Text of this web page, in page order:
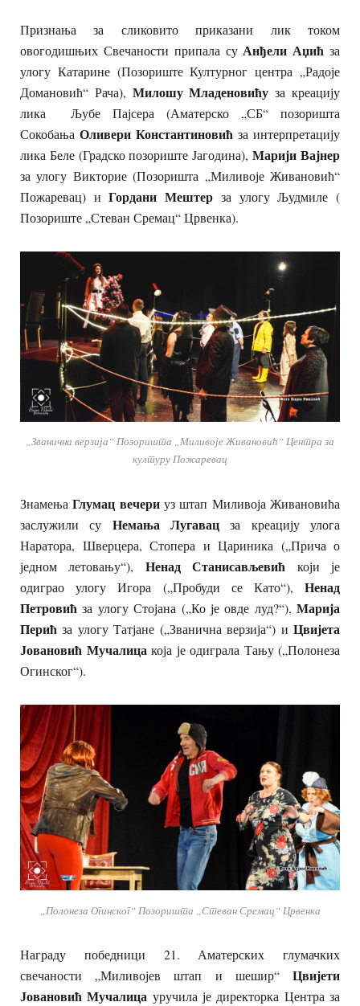
Признања за сликовито приказани лик током
овогодишњих Свечаности припала су Анђели Аџић за
улогу Катарине (Позориште Културног центра „Радоје
Домановић“ Рача), Милошу Младеновићу за креацију
лика Љубе Пајсера (Аматерско „СБ“ позоришта
Сокобања Оливери Константиновић за интерпретацију
лика Беле (Градско позориште Јагодина),Марији Вајнер
за улогу Викторие (Позоришта „Миливоје Живановић“
Пожаревац) иГордани Мештер за улогу Људмиле (
Позориште „Стеван Сремац“ Црвенка).
„Званична верзија“ Позоришта „Миливоје Живановић“ Центра за
културу Пожаревац
ЗнамењаГлумац вечериуз штап Миливоја Живановића
заслужили су Немања Лугавац за креацију улога
Наратора, Шверцера, Стопера и Цариника („Прича о
једном летовању“), Ненад Станисављевић који је
одиграо улогу Игора („Пробуди се Като“), Ненад
Петровић за улогу Стојана („Ко је овде луд?“), Марија
Перић за улогу Татјане („Званична верзија“) и Цвијета
Јовановић Мучалица која је одиграла Тању („Полонеза
Огинског“).
„Полонеза Огинског“ Позоришта „Стеван Сремац“ Црвенка
Награду победници 21. Аматерских глумачких
свечаности „Миливојев штап и шешир“ Цвијети
Јовановић Мучалица уручила је директорка Центра за